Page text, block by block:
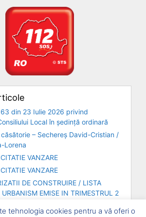
din 23 Iulie 2026 privind
Local în ședință ordinară
– Sechereș David-Cristian /
Lorena
VANZARE
VANZARE
DE CONSTRUIRE / LISTA
URBANISM EMISE IN TRIMESTRUL 2
tehnologia cookies pentru a vă oferi o